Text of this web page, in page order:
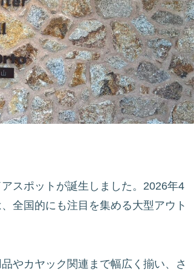
スポットが誕生しました。2026年4
全国的にも注目を集める大型アウト
やカヤック関連まで幅広く揃い、さ